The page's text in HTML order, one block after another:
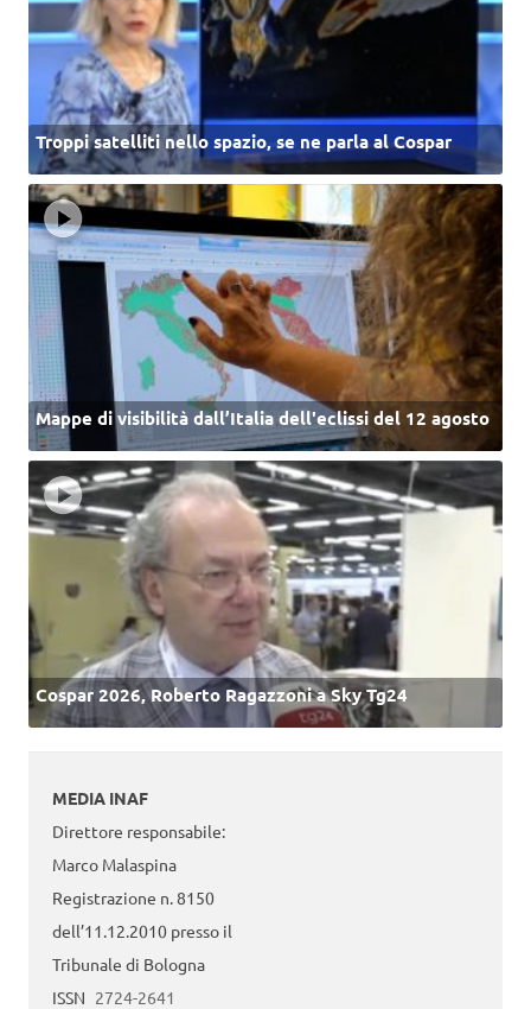
Troppi satelliti nello spazio, se ne parla al Cospar
Mappe di visibilità dall’Italia dell'eclissi del 12 agosto
Cospar 2026, Roberto Ragazzoni a Sky Tg24
MEDIA INAF
Direttore responsabile:
Marco Malaspina
Registrazione n. 8150
dell’11.12.2010 presso il
Tribunale di Bologna
ISSN 2724-2641